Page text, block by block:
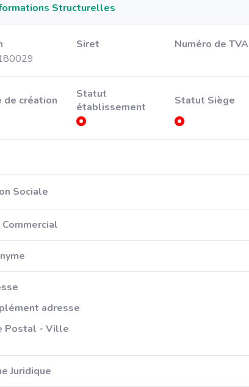
Structurelles
Siret
Numéro de TVA
de création
Statut
établissement
Statut Siège
Sociale
Commercial
adresse
Postal - Ville
Juridique